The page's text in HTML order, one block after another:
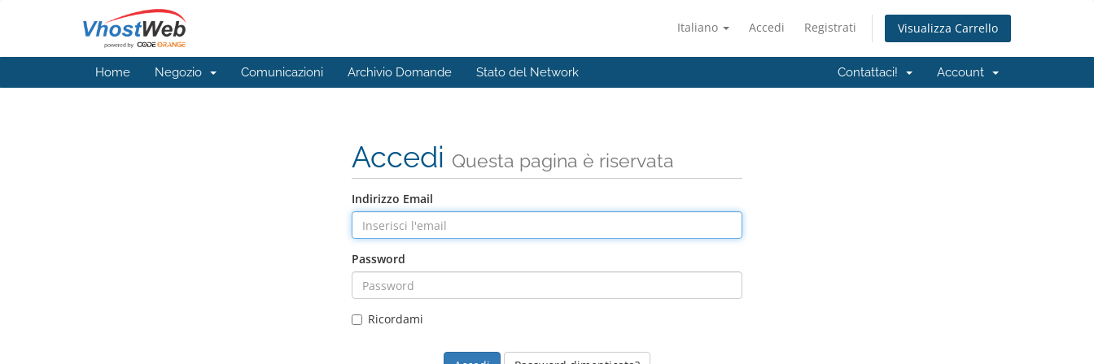
Italiano Accedi Registrati Visualizza Carrello
Home Negozio Comunicazioni Archivio Domande Stato del Network Contattaci! Account
Accedi Questa pagina è riservata
Indirizzo Email
Password
Ricordami